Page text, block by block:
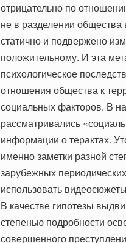
отрицательно по
не в разделении
статично и подвержено
положительному. И эта
психологическое
отношения общества к
социальных факторов. В
рассматривались
информации о терактах.
именно заметки разной
зарубежных
использовать
В качестве гипотезы
степенью подробности
совершенного